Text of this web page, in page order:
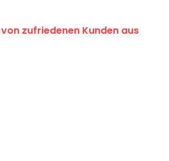
zufriedenen Kunden aus